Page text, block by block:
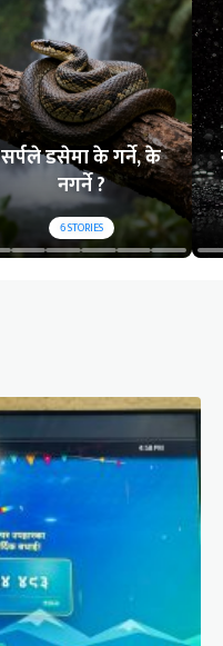
सर्पले डसेमा के गर्ने, के
नगर्ने ?
6STORIES